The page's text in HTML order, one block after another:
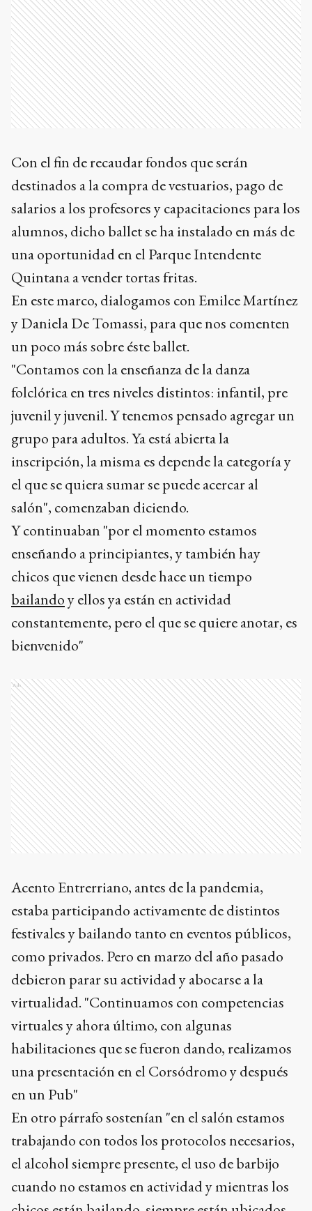
Con el fin de recaudar fondos que serán
destinados a la compra de vestuarios, pago de
salarios a los profesores y capacitaciones para los
alumnos, dicho ballet se ha instalado en más de
una oportunidad en el Parque Intendente
Quintana a vender tortas fritas.
En este marco, dialogamos con Emilce Martínez
y Daniela De Tomassi, para que nos comenten
un poco más sobre éste ballet.
"Contamos con la enseñanza de la danza
folclórica en tres niveles distintos: infantil, pre
juvenil y juvenil. Y tenemos pensado agregar un
grupo para adultos. Ya está abierta la
inscripción, la misma es depende la categoría y
el que se quiera sumar se puede acercar al
salón", comenzaban diciendo.
Y continuaban "por el momento estamos
enseñando a principiantes, y también hay
chicos que vienen desde hace un tiempo
bailandoy ellos ya están en actividad
constantemente, pero el que se quiere anotar, es
bienvenido"
Ads
Acento Entrerriano, antes de la pandemia,
estaba participando activamente de distintos
festivales y bailando tanto en eventos públicos,
como privados. Pero en marzo del año pasado
debieron parar su actividad y abocarse a la
virtualidad. "Continuamos con competencias
virtuales y ahora último, con algunas
habilitaciones que se fueron dando, realizamos
una presentación en el Corsódromo y después
en un Pub"
En otro párrafo sostenían "en el salón estamos
trabajando con todos los protocolos necesarios,
el alcohol siempre presente, el uso de barbijo
cuando no estamos en actividad y mientras los